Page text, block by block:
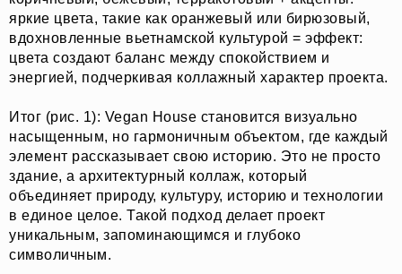
яркие цвета, такие как оранжевый или бирюзовый,
вдохновленные вьетнамской культурой = эффект:
цвета создают баланс между спокойствием и
энергией, подчеркивая коллажный характер проекта.
Итог (рис. 1): Vegan House становится визуально
насыщенным, но гармоничным объектом, где каждый
элемент рассказывает свою историю. Это не просто
здание, а архитектурный коллаж, который
объединяет природу, культуру, историю и технологии
в единое целое. Такой подход делает проект
уникальным, запоминающимся и глубоко
символичным.